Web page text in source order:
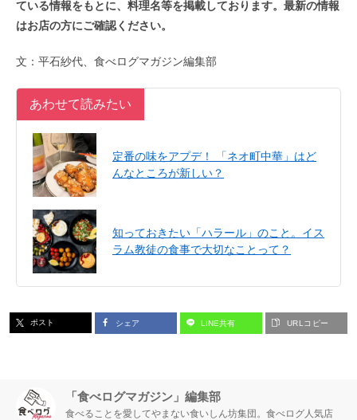
ている情報をもとに、料理名等を掲載しております。最新の情報
はお店の方にご確認ください。
文：平石紗代、食べログマガジン編集部
あわせて読みたい
定番の味をアプデ！ 「ネオ町中華」はど
んなところが新しい？
知っておきたい「ハラール」のこと。イス
ラム教徒の食事で大切なことって？
ポスト シェア LINE共有 URLコピー
「食べログマガジン」編集部
食べることを愛してやまない食いしん坊集団。食べログ人気店